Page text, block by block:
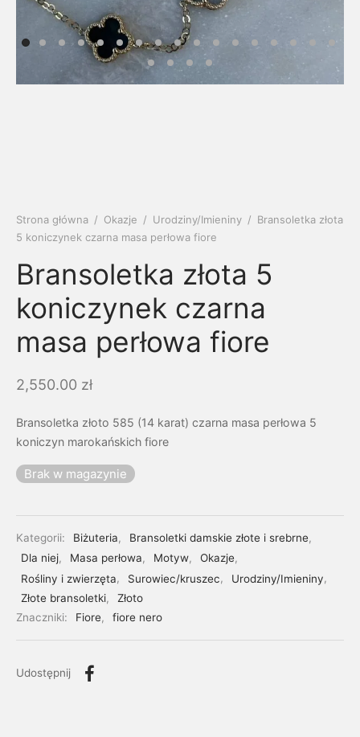
Strona główna / Okazje / Urodziny/Imieniny / Bransoletka złota
5 koniczynek czarna masa perłowa fiore
Bransoletka złota 5
koniczynek czarna
masa perłowa fiore
2,550.00 zł
Bransoletka złoto 585 (14 karat) czarna masa perłowa 5
koniczyn marokańskich fiore
Brak w magazynie
Kategorii: Biżuteria, Bransoletki damskie złote i srebrne,
Dla niej, Masa perłowa, Motyw, Okazje,
Rośliny i zwierzęta, Surowiec/kruszec, Urodziny/Imieniny,
Złote bransoletki,
Złoto
Znaczniki:
Fiore, fiore nero
Udostępnij
kruszec
męskie
laboratoryjne
klasyczne
do obrączek
złotodziecka
Imieniny